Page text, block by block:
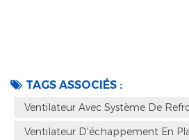
TAGS ASSOCIÉS :
Ventilateur Avec Système De
Ventilateur D'échappement En